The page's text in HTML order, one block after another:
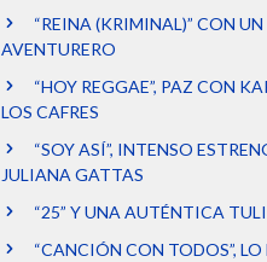
“REINA (KRIMINAL)” CON
AVENTURERO
“HOY REGGAE”, PAZ CON
LOS CAFRES
“SOY ASÍ”, INTENSO
JULIANA GATTAS
“25” Y UNA AUTÉNTICA
“CANCIÓN CON TODOS”, LO